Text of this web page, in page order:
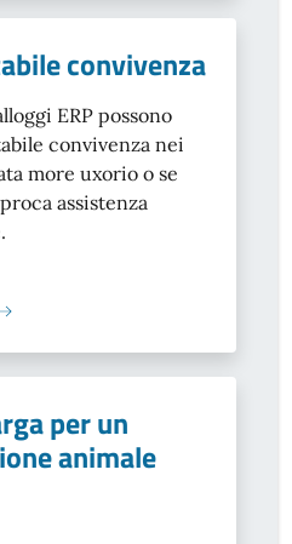
convivenza
ERP possono
convivenza nei
more uxorio o se
assistenza
per un
animale